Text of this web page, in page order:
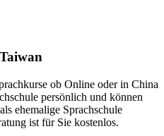
ob Online oder in China
persönlich und können
ehemalige Sprachschule
ist für Sie kostenlos.